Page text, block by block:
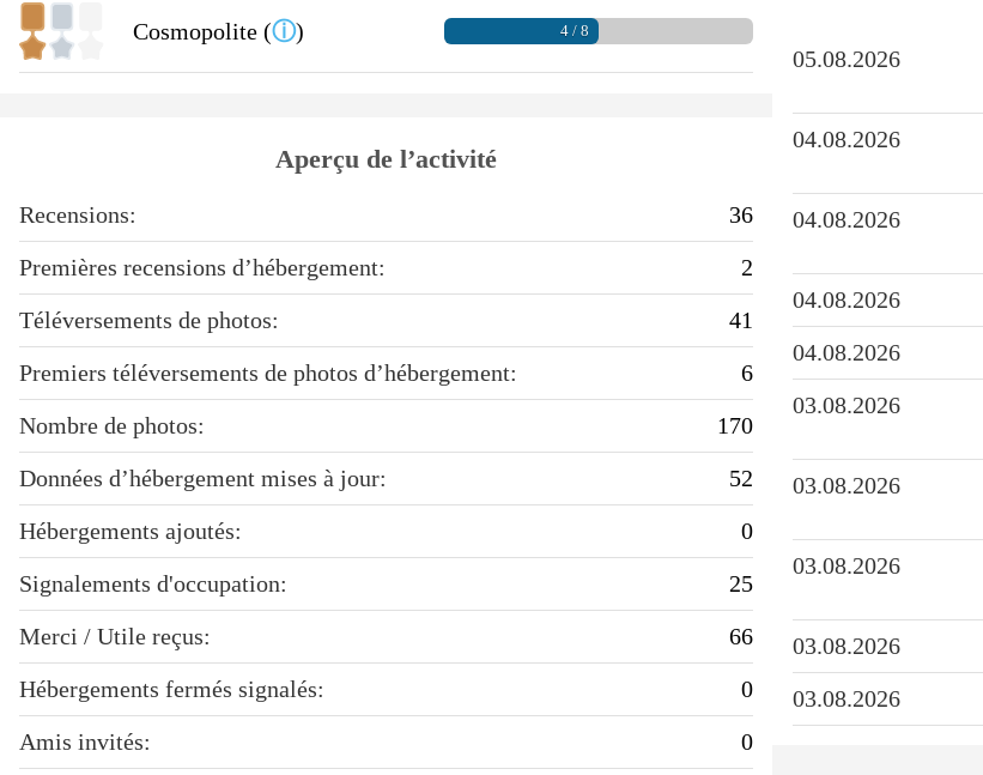
Cosmopolite (ⓘ) 4 / 8
Aperçu de l’activité
Recensions:
36
Premières recensions d’hébergement:
2
Téléversements de photos:
41
Premiers téléversements de photos d’hébergement:
6
Nombre de photos:
170
Données d’hébergement mises à jour:
52
Hébergements ajoutés:
0
Signalements d'occupation:
25
Merci / Utile reçus:
66
Hébergements fermés signalés:
0
Amis invités:
0
05.08.2026
04.08.2026
04.08.2026
04.08.2026
04.08.2026
03.08.2026
03.08.2026
03.08.2026
03.08.2026
03.08.2026